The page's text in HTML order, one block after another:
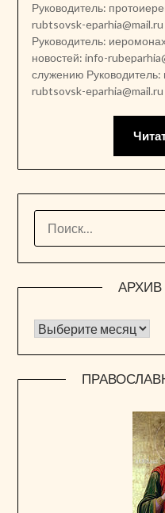
Руководитель:
rubtsovsk-
Руководитель:
новостей: info-
служению
rubtsovsk-
Архив новостей